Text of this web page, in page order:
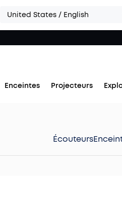
United States / English
Enceintes Projecteurs
Écouteurs